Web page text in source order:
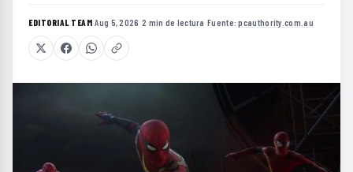
EDITORIAL TEAM·Aug 5, 2026 ·2 min de lectura ·Fuente:pcauthority.com.au